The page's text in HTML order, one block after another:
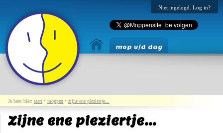
Niet ingelogd. Log in?
mop v/d dag
Je bent hier: start • moppen • zijne ene pleziertje...
Zijne ene pleziertje...